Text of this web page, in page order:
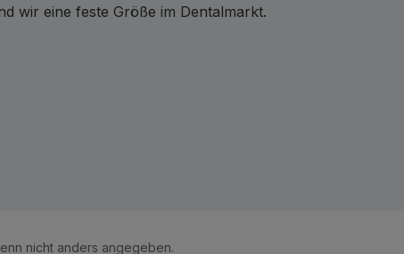
wir eine feste Größe im Dentalmarkt.
nicht anders angegeben.